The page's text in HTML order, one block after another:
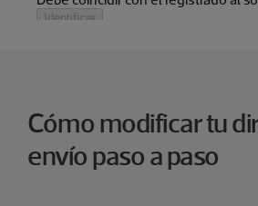
Cómo modificar tu
envío paso a paso